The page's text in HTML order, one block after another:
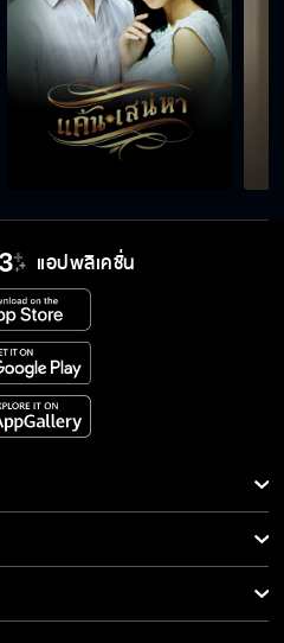
แอปพลิเคชั่น